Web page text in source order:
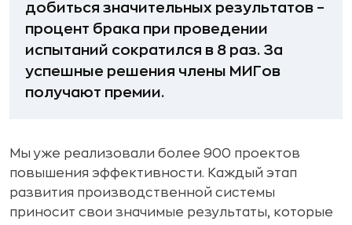
добиться значительных результатов –
процент брака при проведении
испытаний сократился в 8 раз. За
успешные решения члены МИГов
получают премии.
Мы уже реализовали более 900 проектов
повышения эффективности. Каждый этап
развития производственной системы
приносит свои значимые результаты, которые